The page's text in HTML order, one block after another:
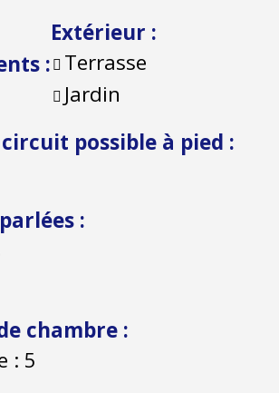
:
Extérieur :
Terrasse
Jardin
possible à pied :
:
chambre :
: 5